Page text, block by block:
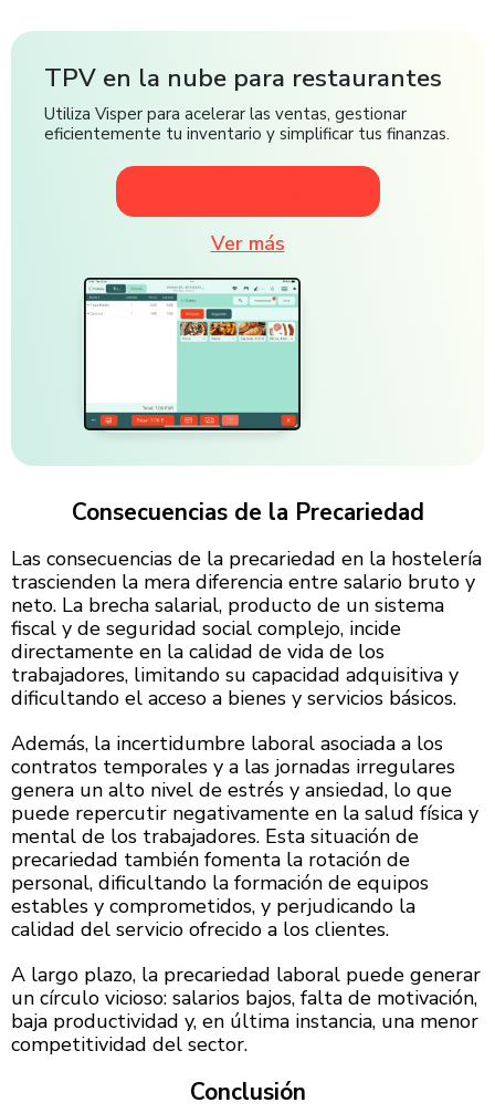
TPV en la nube para restaurantes
Utiliza Visper para acelerar las ventas, gestionar
eficientemente tu inventario y simplificar tus finanzas.
Ver más
Consecuencias de la Precariedad
Las consecuencias de la precariedad en la hostelería
trascienden la mera diferencia entre salario bruto y
neto. La brecha salarial, producto de un sistema
fiscal y de seguridad social complejo, incide
directamente en la calidad de vida de los
trabajadores, limitando su capacidad adquisitiva y
dificultando el acceso a bienes y servicios básicos.
Además, la incertidumbre laboral asociada a los
contratos temporales y a las jornadas irregulares
genera un alto nivel de estrés y ansiedad, lo que
puede repercutir negativamente en la salud física y
mental de los trabajadores. Esta situación de
precariedad también fomenta la rotación de
personal, dificultando la formación de equipos
estables y comprometidos, y perjudicando la
calidad del servicio ofrecido a los clientes.
A largo plazo, la precariedad laboral puede generar
un círculo vicioso: salarios bajos, falta de motivación,
baja productividad y, en última instancia, una menor
competitividad del sector.
Conclusión